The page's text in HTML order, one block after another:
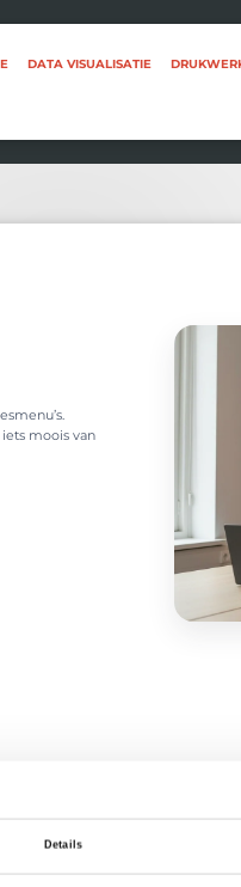
Details
DATA VISUALISATIE
moois van
Wij staan open. Voor een mailtje,